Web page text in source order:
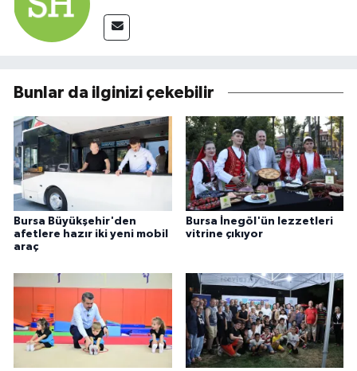
Bunlar da ilginizi çekebilir
Bursa Büyükşehir'den
afetlere hazır iki yeni mobil
araç
Bursa İnegöl'ün lezzetleri
vitrine çıkıyor